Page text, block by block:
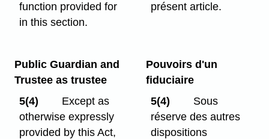
function provided for
in this section.
présent article.
Public Guardian and
Trustee as trustee
5(4)
Except as
otherwise expressly
provided by this Act,
Pouvoirs d'un
fiduciaire
5(4)
Sous
réserve des autres
dispositions